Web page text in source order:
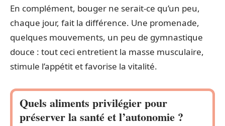
En complément, bouger ne serait-ce qu’un peu,
chaque jour, fait la différence. Une promenade,
quelques mouvements, un peu de gymnastique
douce : tout ceci entretient la masse musculaire,
stimule l’appétit et favorise la vitalité.
Quels aliments privilégier pour
préserver la santé et l’autonomie ?